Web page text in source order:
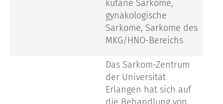
kutane Sarkome,
gynäkologische
Sarkome, Sarkome des
MKG/HNO-Bereichs
Das Sarkom-Zentrum
der Universität
Erlangen hat sich auf